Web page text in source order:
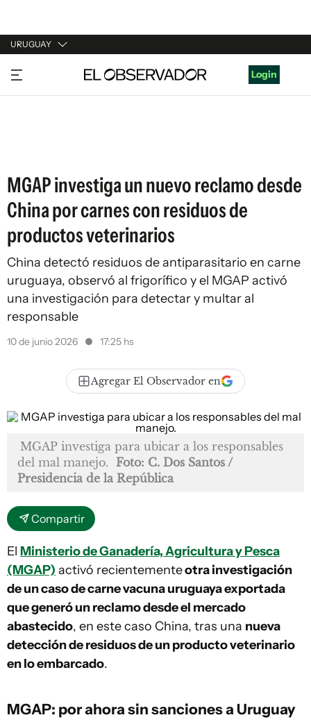
URUGUAY
URUGUAY
ARGENTINA
Login
MGAP investiga un nuevo reclamo desde
China por carnes con residuos de
productos veterinarios
China detectó residuos de antiparasitario en carne
uruguaya, observó al frigorífico y el MGAP activó
una investigación para detectar y multar al
responsable
10 de junio 2026 17:25 hs
Agregar El Observador en
MGAP investiga para ubicar a los responsables
del mal manejo. Foto: C. Dos Santos /
Presidencia de la República
Compartir
El Ministerio de Ganadería, Agricultura y Pesca
(MGAP) activó recientementeotra investigación
de un caso de carne vacuna uruguaya exportada
que generó un reclamo desde el mercado
abastecido, en este caso China, tras una nueva
detección de residuos de un producto veterinario
en lo embarcado.
MGAP: por ahora sin sanciones a Uruguay